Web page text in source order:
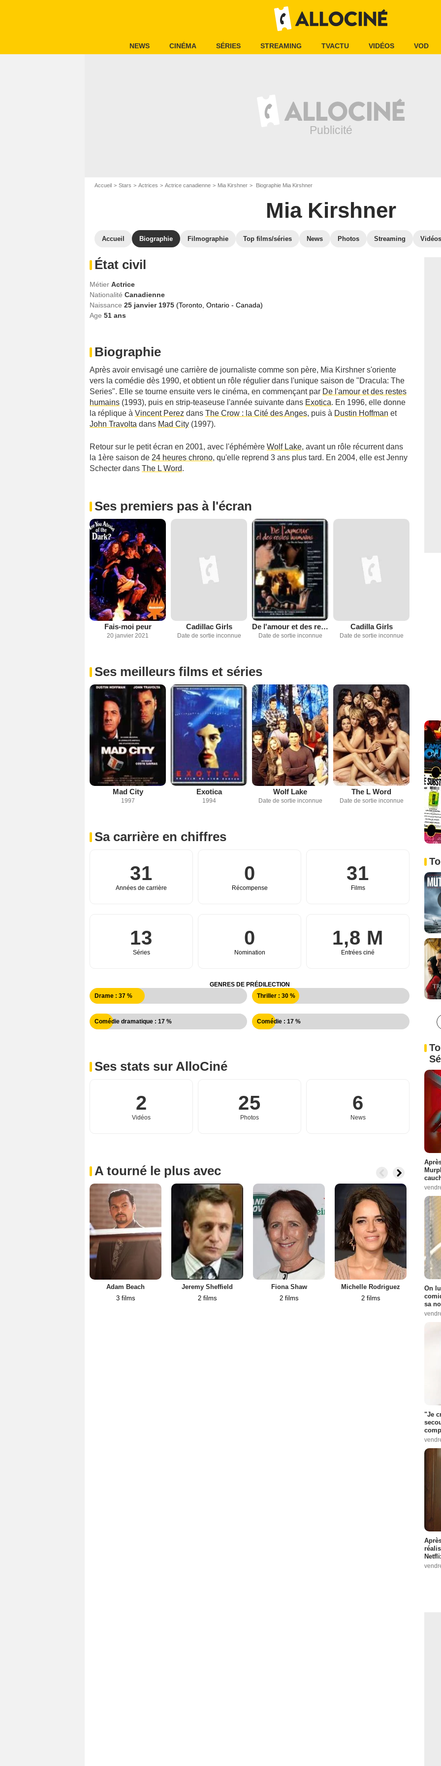
NEWS CINÉMA SÉRIES STREAMING TVACTU VIDÉOS VOD
Accueil Stars Actrices Actrice canadienne Mia Kirshner Biographie Mia Kirshner
Mia Kirshner
Accueil Biographie Filmographie Top films/séries News Photos Streaming Vidéos
État civil
Métier Actrice
Nationalité Canadienne
Naissance 25 janvier 1975 (Toronto, Ontario - Canada)
Age 51 ans
Biographie
Après avoir envisagé une carrière de journaliste comme son père, Mia Kirshner s'oriente
vers la comédie dès 1990, et obtient un rôle régulier dans l'unique saison de "Dracula: The
Series". Elle se tourne ensuite vers le cinéma, en commençant par De l'amour et des restes
humains (1993), puis en strip-teaseuse l'année suivante dans Exotica. En 1996, elle donne
la réplique à Vincent Perez dans The Crow : la Cité des Anges, puis à Dustin Hoffman et
John Travolta dans Mad City (1997).
Retour sur le petit écran en 2001, avec l'éphémère Wolf Lake, avant un rôle récurrent dans
la 1ère saison de 24 heures chrono, qu'elle reprend 3 ans plus tard. En 2004, elle est Jenny
Schecter dans The L Word.
Ses premiers pas à l'écran
Fais-moi peur
20 janvier 2021
Cadillac Girls
Date de sortie inconnue
De l'amour et des restes humains
Date de sortie inconnue
Cadilla Girls
Date de sortie inconnue
Ses meilleurs films et séries
Mad City
1997
Exotica
1994
Wolf Lake
Date de sortie inconnue
The L Word
Date de sortie inconnue
Sa carrière en chiffres
31
Années de carrière
0
Récompense
31
Films
13
Séries
0
Nomination
1,8 M
Entrées ciné
GENRES DE PRÉDILECTION
Drame : 37 %
Thriller : 30 %
Comédie dramatique : 17 % Comédie : 17 %
Ses stats sur AlloCiné
2
Vidéos
25
Photos
6
News
A tourné le plus avec
Adam Beach
3 films
Jeremy Sheffield
2 films
Fiona Shaw
2 films
Michelle Rodriguez
2 films
On
sa
"Je